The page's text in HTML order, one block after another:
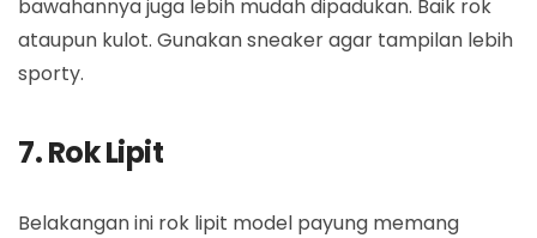
bawahannya juga lebih mudah dipadukan. Baik rok
ataupun kulot. Gunakan sneaker agar tampilan lebih
sporty.
7. Rok Lipit
Belakangan ini rok lipit model payung memang